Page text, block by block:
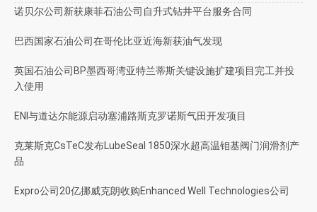
诺贝尔公司新获康菲石油公司自升式钻井平台服务合同
巴西国家石油公司在哥伦比亚近海新获油气发现
英国石油公司BP墨西哥湾亚特兰蒂斯关键设施扩建项目完工并投
入使用
ENI与道达尔能源启动塞浦路斯克罗诺斯气田开发项目
克莱斯克CsTeC发布LubeSeal 1850深水超高温钼基阀门润滑剂产
品
Expro公司20亿挪威克朗收购Enhanced Well Technologies公司